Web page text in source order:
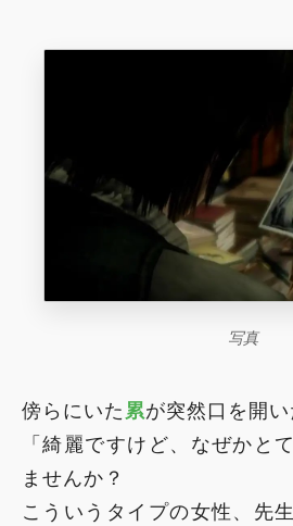
写真
傍らにいた 累が突然口を開い
「綺麗ですけど、なぜかと
ませんか？
こういうタイプの女性、先